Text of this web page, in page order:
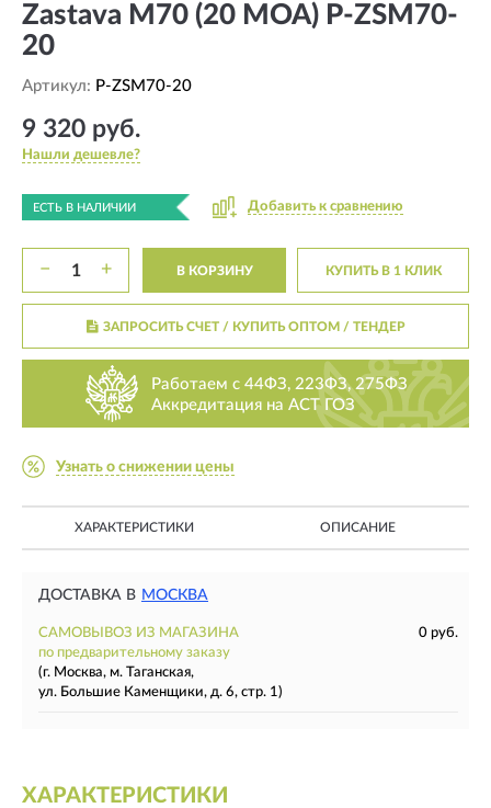
Zastava M70 (20 MOA) P-ZSM70-
20
Артикул: P-ZSM70-20
9 320 руб.
Нашли дешевле?
ЕСТЬ В НАЛИЧИИ Добавить к сравнению
− + В КОРЗИНУ КУПИТЬ В 1 КЛИК
ЗАПРОСИТЬ СЧЕТ / КУПИТЬ ОПТОМ/ ТЕНДЕР
Работаем с 44ФЗ, 223ФЗ, 275ФЗ
Аккредитация на АСТ ГОЗ
Узнать о снижении цены
ХАРАКТЕРИСТИКИ ОПИСАНИЕ
ДОСТАВКА В МОСКВА
САМОВЫВОЗ ИЗ МАГАЗИНА
0 руб.
по предварительному заказу
(г. Москва, м. Таганская,
ул. Большие Каменщики, д. 6, стр. 1)
ХАРАКТЕРИСТИКИ